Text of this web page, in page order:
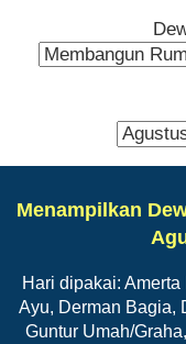
Menampilkan
Hari dipakai:
Ayu, Derman Bagia,
Guntur Umah/